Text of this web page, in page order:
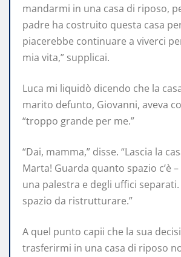
mandarmi in una casa di riposo,
padre ha costruito questa casa
piacerebbe continuare a viverci
mia vita,” supplicai.
Luca mi liquidò dicendo che la
marito defunto, Giovanni, aveva
“troppo grande per me.”
“Dai, mamma,” disse. “Lascia la
Marta! Guarda quanto spazio c’è
una palestra e degli uffici separati.
spazio da ristrutturare.”
A quel punto capii che la sua
trasferirmi in una casa di riposo